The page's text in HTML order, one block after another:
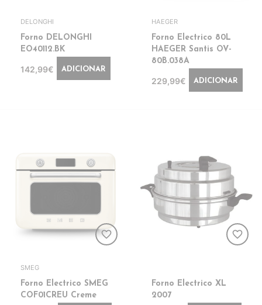
DELONGHI
Forno DELONGHI
EO40112.BK
142,99€ ADICIONAR
HAEGER
Forno Electrico 80L
HAEGER Santis OV-
80B.038A
229,99€ ADICIONAR
favorite_border
SMEG
Forno Electrico SMEG
COF01CREU Creme
favorite_border
Forno Electrico XL
2007